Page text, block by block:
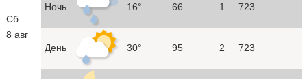
Сб
8 авг
Ночь 16° 66 1 723
День 30° 95 2 723